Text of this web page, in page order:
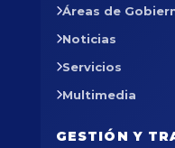
Áreas de
Noticias
Servicios
Multimedia
GESTIÓN Y